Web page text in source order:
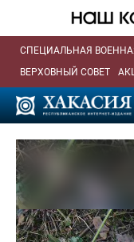
СПЕЦИАЛЬНАЯ
ВЕРХОВНЫЙ СОВЕТ